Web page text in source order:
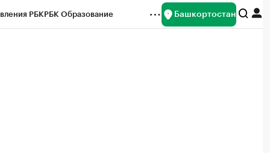
РБКРБК Образование Башкортостан